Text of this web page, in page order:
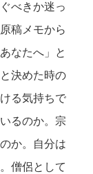
べきか迷っ
稿メモから
なたへ」と
決めた時の
る気持ちで
るのか。宗
か。自分は
僧侶として